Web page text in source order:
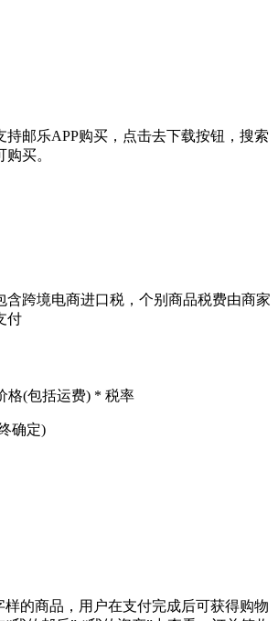
持邮乐APP购买，点击去下载按钮，搜索
买。
含跨境电商进口税，个别商品税费由商家
付
格(包括运费) * 税率
确定)
样的商品，用户在支付完成后可获得购物